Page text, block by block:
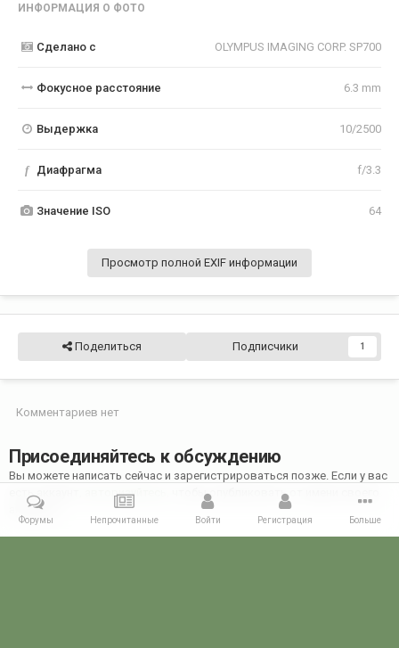
ИНФОРМАЦИЯ О ФОТО
Сделано с OLYMPUS IMAGING CORP. SP700
Фокусное расстояние 6.3 mm
Выдержка 10/2500
f Диафрагма f/3.3
Значение ISO 64
Просмотр полной EXIF информации
Поделиться Подписчики 1
Комментариев нет
Присоединяйтесь к обсуждению
Вы можете написать сейчас и зарегистрироваться позже. Если у вас
есть аккаунт,
авторизуйтесь
, чтобы опубликовать от имени своего
аккаунта.
Форумы Непрочитанные Войти Регистрация Больше